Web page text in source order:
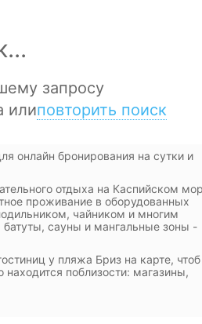
онлайн бронирования на сутки и
отдыха на Каспийском
проживание в оборудованных
чайником и многим
сауны и мангальные зоны -
у пляжа Бриз на карте, чтоб
поблизости: магазины,